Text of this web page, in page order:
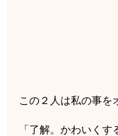
この２人は私の事を
「了解。かわいくす